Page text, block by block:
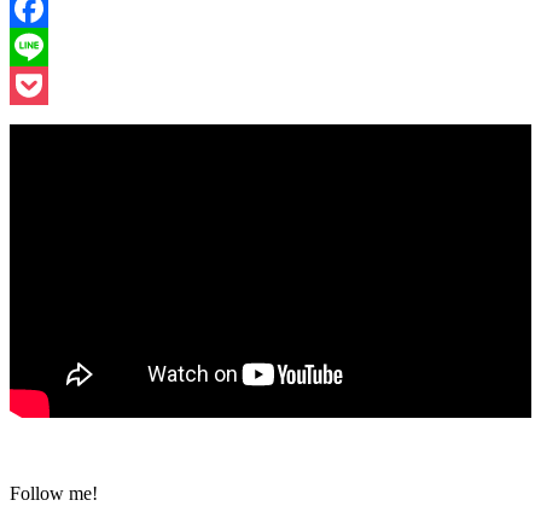
Twitter
Facebook
Line
Pocket
Follow me!